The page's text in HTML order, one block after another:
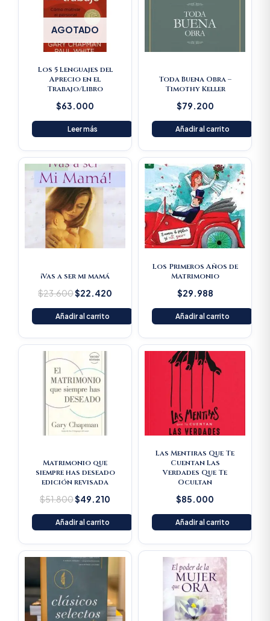
AGOTADO
Los 5 Lenguajes del
Aprecio en el
Trabajo/Libro
$63.000
Leer más
Toda Buena Obra –
Timothy Keller
$79.200
Añadir al carrito
¡Vas a ser mi mamá
$23.600
Original
price
was:
$23.600.
$22.420
Current
price
$22.420.
Añadir al carrito
Los Primeros Años de
Matrimonio
$29.988
Añadir al carrito
Matrimonio que
siempre has deseado
edición revisada
$51.800
Original
price
was:
$51.800.
$49.210
Current
Añadir al carrito
Las Mentiras Que Te
Cuentan Las
Verdades Que Te
Ocultan
$85.000
Añadir al carrito
Original
price
was:
$80.500.
Current